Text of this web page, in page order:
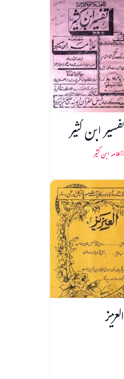
تفسیر ابن کثیر
علامہ ابن کثیر
العزیز